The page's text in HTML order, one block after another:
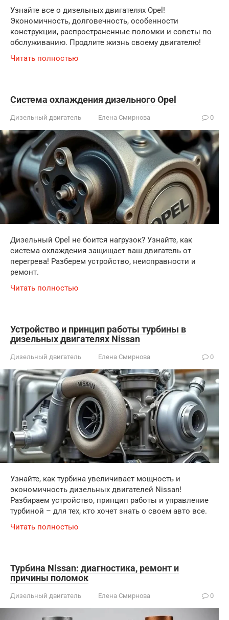
Узнайте все о дизельных двигателях Opel!
Экономичность, долговечность, особенности
конструкции, распространенные поломки и советы по
обслуживанию. Продлите жизнь своему двигателю!
Читать полностью
Система охлаждения дизельного Opel
Дизельный двигатель Елена Смирнова 0
Дизельный Opel не боится нагрузок? Узнайте, как
система охлаждения защищает ваш двигатель от
перегрева! Разберем устройство, неисправности и
ремонт.
Читать полностью
Устройство и принцип работы турбины в
дизельных двигателях Nissan
Дизельный двигатель Елена Смирнова 0
Узнайте, как турбина увеличивает мощность и
экономичность дизельных двигателей Nissan!
Разбираем устройство, принцип работы и управление
турбиной – для тех, кто хочет знать о своем авто все.
Читать полностью
Турбина Nissan: диагностика, ремонт и
причины поломок
Дизельный двигатель Елена Смирнова 0